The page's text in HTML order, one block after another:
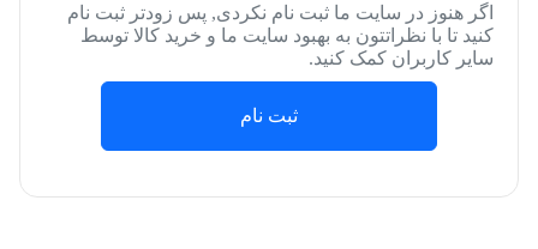
اگر هنوز در سایت ما ثبت نام نکردی, پس زودتر ثبت نام
کنید تا با نظراتتون به بهبود سایت ما و خرید کالا توسط
سایر کاربران کمک کنید.
ثبت نام